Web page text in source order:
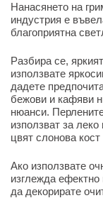
Нанасянето на
индустрия е
благоприятна
Разбира се,
използвате
дадете
бежови и кафяви
нюанси.
използват за
цвят слонова
Ако използвате
изглежда
да декорирате